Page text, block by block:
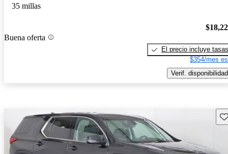
35 millas
Buena oferta
El precio incluye tasas
$354/mes
Verif. disponibilidad